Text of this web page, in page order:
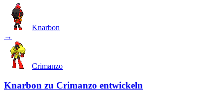
Knarbon
→
Crimanzo
Knarbon zu Crimanzo entwickeln